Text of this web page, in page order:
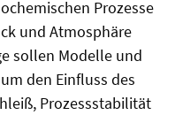
Prozesse
und Atmosphäre
sollen Modelle und
den Einfluss des
Prozessstabilität